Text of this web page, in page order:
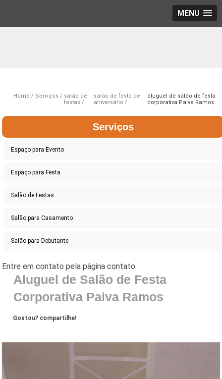
MENU
Home Serviços
salão de
festas
salão de festa de
aniversário
aluguel de salão de festa
corporativa Paiva Ramos
Serviços
Espaço para Evento
Espaço para Festa
Salão de Festas
Salão para Casamento
Salão para Debutante
Aluguel de Salão de Festa
Corporativa Paiva Ramos
Gostou? compartilhe!